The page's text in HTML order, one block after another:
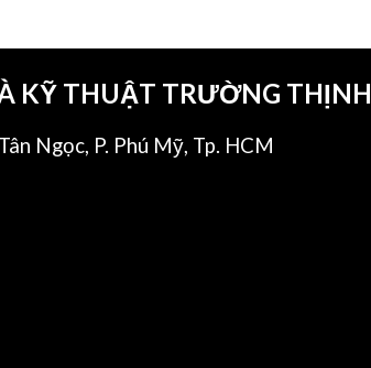
KỸ THUẬT TRƯỜNG THỊNH
Ngọc, P. Phú Mỹ, Tp. HCM